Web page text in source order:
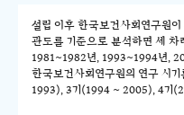
설립 이후 한국보건사회연구원
관도를 기준으로 분석하면 세 차
1981~1982년, 1993~1994년,
한국보건사회연구원의 연구 시
1993), 3기(1994 ~ 2005), 4기